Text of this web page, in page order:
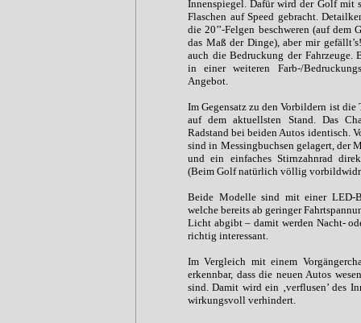
Innenspiegel. Dafür wird der Golf mit
Flaschen auf Speed gebracht.
die 20’’-Felgen beschweren (auf dem
das Maß der Dinge), aber mir
auch die Bedruckung der Fahrzeuge.
in einer weiteren Farb-/
Angebot.
Im Gegensatz zu den Vorbildern ist die
auf dem aktuellsten Stand. Das
Radstand bei beiden Autos identisch.
sind in Messingbuchsen gelagert, der
und ein einfaches Stirnzahnrad
(Beim Golf natürlich völlig
Beide Modelle sind mit einer LED-
welche bereits ab geringer
Licht abgibt – damit werden Nacht-
richtig interessant.
Im Vergleich mit einem
erkennbar, dass die neuen Autos
sind. Damit wird ein ‚verflusen’ des
wirkungsvoll verhindert.